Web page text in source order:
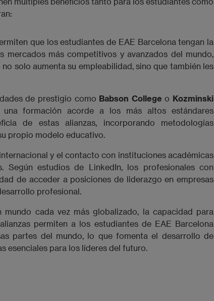
que los estudiantes de EAE Barcelona tengan la
más competitivos y avanzados del mundo,
no solo aumenta su empleabilidad, sino que también les
de prestigio como Babson College o Kozminski
formación acorde a los más altos estándares
de estas alianzas, incorporando metodologías
propio modelo educativo.
y el contacto con instituciones académicas
Según estudios de LinkedIn, los profesionales con
de acceder a posiciones de liderazgo en empresas
profesional.
mundo cada vez más globalizado, la capacidad para
permiten a los estudiantes de EAE Barcelona
partes del mundo, lo que fomenta el desarrollo de
esenciales para los líderes del futuro.